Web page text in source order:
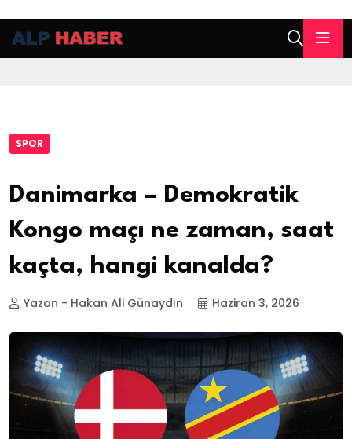
SPOR
Danimarka – Demokratik
Kongo maçı ne zaman, saat
kaçta, hangi kanalda?
Yazan - Hakan Ali Günaydın Haziran 3, 2026